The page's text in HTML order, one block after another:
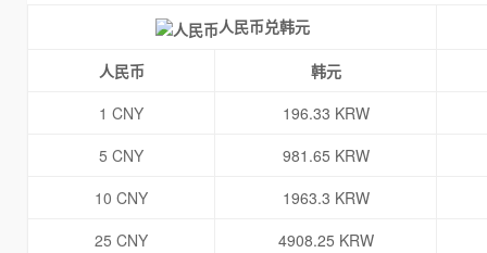
人民币兑韩元
人民币
韩元
1 CNY
196.33 KRW
5 CNY
981.65 KRW
10 CNY
1963.3 KRW
25 CNY
4908.25 KRW